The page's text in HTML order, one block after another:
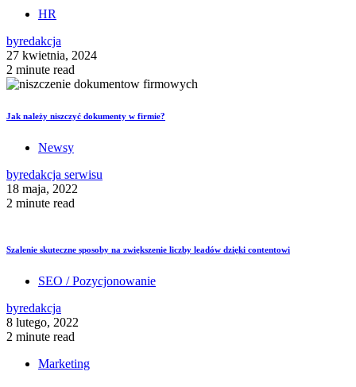
HR
byredakcja
27 kwietnia, 2024
2 minute read
Jak należy niszczyć dokumenty w firmie?
Newsy
byredakcja serwisu
18 maja, 2022
2 minute read
Szalenie skuteczne sposoby na zwiększenie liczby leadów dzięki contentowi
SEO / Pozycjonowanie
byredakcja
8 lutego, 2022
2 minute read
Marketing